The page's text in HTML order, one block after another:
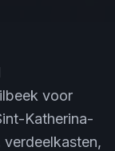
voor
Katherina-
verdeelkasten,